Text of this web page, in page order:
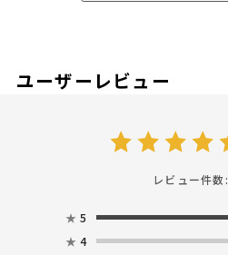
ユーザーレビュー
レビュー件数:
★ 5
★ 4